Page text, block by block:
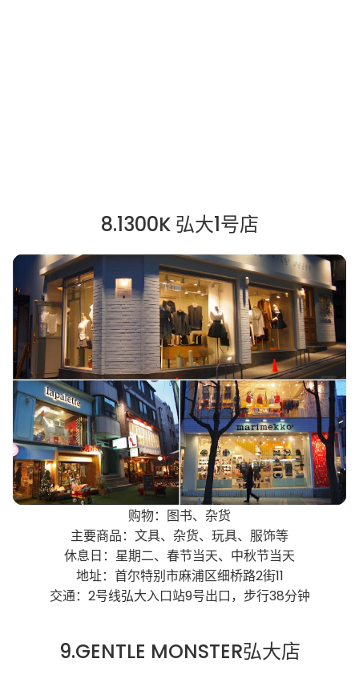
8.1300K 弘大1号店
购物：图书、杂货
主要商品：文具、杂货、玩具、服饰等
休息日：星期二、春节当天、中秋节当天
地址：首尔特别市麻浦区细桥路2街11
交通：2号线弘大入口站9号出口，步行38分钟
9.GENTLE MONSTER弘大店